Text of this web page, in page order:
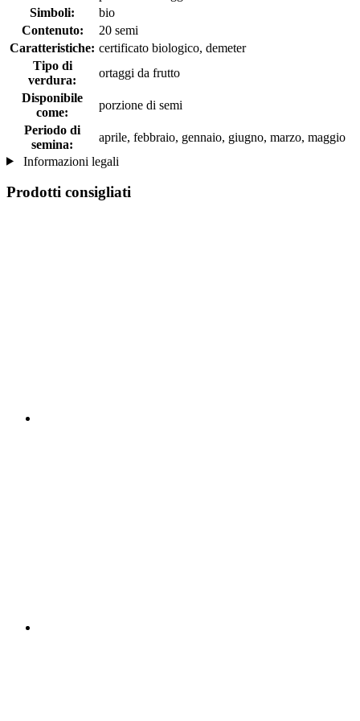
Simboli:
bio
Contenuto:
20 semi
Caratteristiche: certificato biologico, demeter
Tipo di
verdura:
ortaggi da frutto
Disponibile
come:
porzione di semi
Periodo di
semina:
aprile, febbraio, gennaio, giugno, marzo, maggio
Informazioni legali
Prodotti consigliati